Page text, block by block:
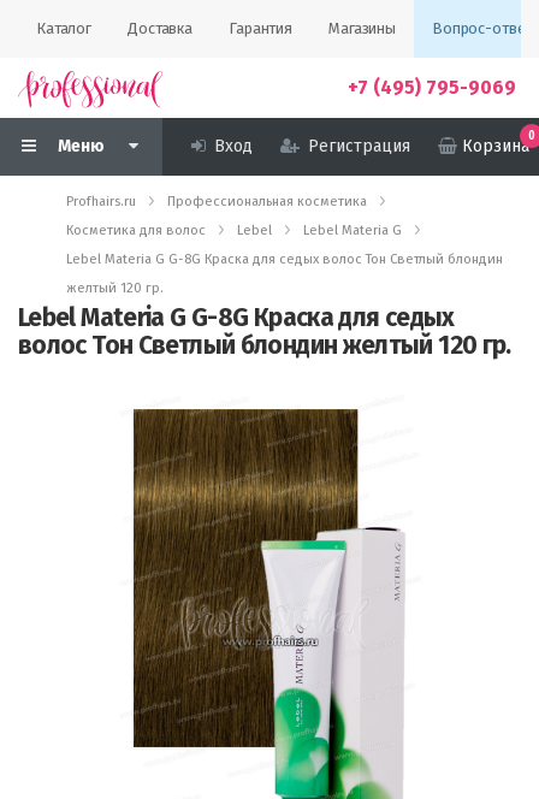
Каталог Доставка Гарантия Магазины Вопрос-ответ
+7 (495) 795-9069
Меню Вход Регистрация Корзина
0
Profhairs.ru
Профессиональная косметика
Косметика для волос
Lebel
Lebel Materia G
Lebel Materia G G-8G Краска для седых волос Тон Светлый блондин
желтый 120 гр.
Lebel Materia G G-8G Краска для седых
волос Тон Светлый блондин желтый 120 гр.